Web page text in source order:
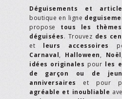
Déguisements et
boutique en ligne
propose tous les
déguisées. Trouvez des
et leurs accessoires
Carnaval, Halloween, Noël
idées originales pour les
de garçon ou de
anniversaires et pour
agréable et inoubliable